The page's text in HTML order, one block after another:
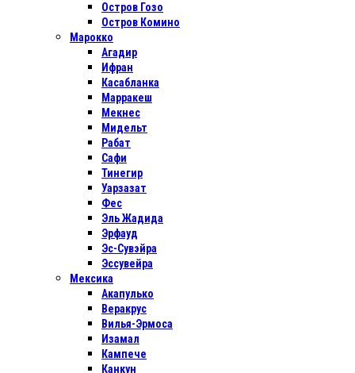
Остров Гозо
Остров Комино
Марокко
Агадир
Ифран
Касабланка
Марракеш
Мекнес
Мидельт
Рабат
Сафи
Тинегир
Уарзазат
Фес
Эль Жадида
Эрфауд
Эс-Сувэйра
Эссувейра
Мексика
Акапулько
Веракрус
Вилья-Эрмоса
Изамал
Кампече
Канкун